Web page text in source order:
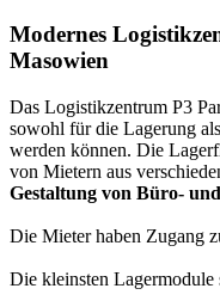
Modernes
Masowien
Das Logistikzentrum P3
sowohl für die Lagerung
werden können. Die
von Mietern aus
Gestaltung von Büro-
Die Mieter haben Zugang
Die kleinsten Lagermodule